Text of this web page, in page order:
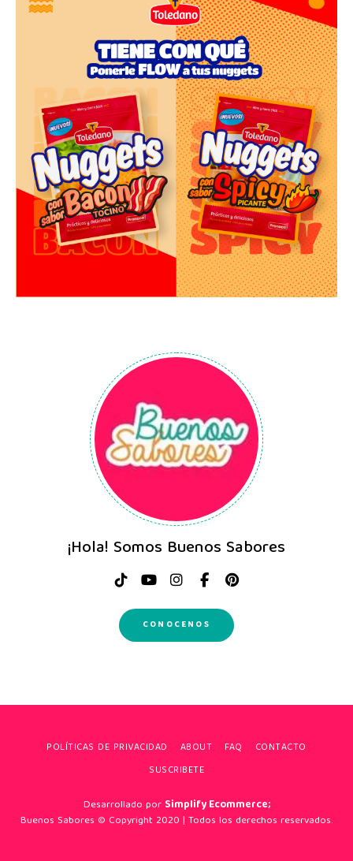
¡Hola! Somos Buenos Sabores
CONOCENOS
POLÍTICAS DE PRIVACIDAD ABOUT FAQ
CONTACTO
SUSCRIBETE
Desarrollado por Simplify Ecommerce;
Buenos Sabores © Copyright 2020 | Todos los derechos reservados.